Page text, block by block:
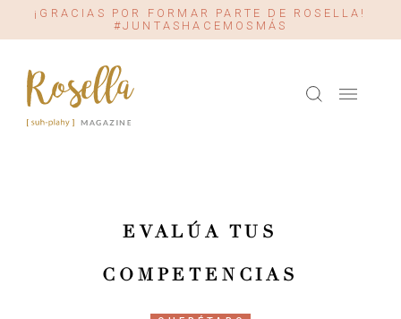
¡GRACIAS POR FORMAR PARTE DE ROSELLA!
#JUNTASHACEMOSMÁS
EVALÚA TUS
COMPETENCIAS